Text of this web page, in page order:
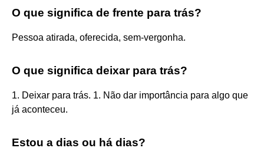
O que significa de frente para trás?
Pessoa atirada, oferecida, sem-vergonha.
O que significa deixar para trás?
1. Deixar para trás. 1. Não dar importância para algo que
já aconteceu.
Estou a dias ou há dias?